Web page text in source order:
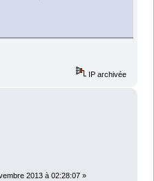
IP archivée
2013 à 02:28:07 »